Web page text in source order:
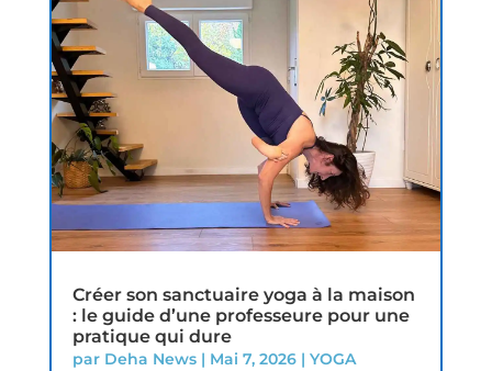
Créer son sanctuaire yoga à la maison
: le guide d’une professeure pour une
pratique qui dure
par Deha News| Mai 7, 2026| YOGA